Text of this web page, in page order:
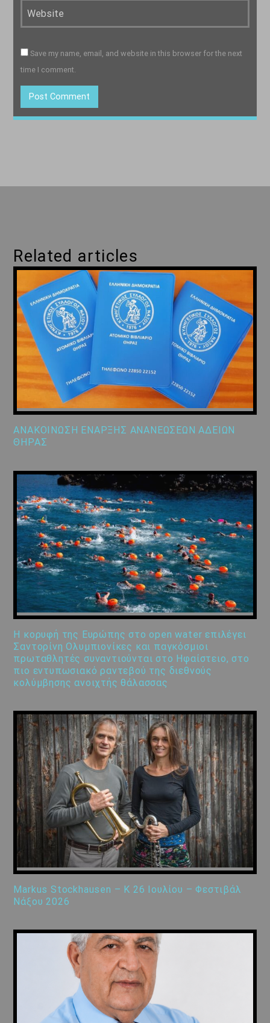
Save my name, email, and website in this browser for the next
time I comment.
Related articles
ΑΝΑΚΟΙΝΩΣΗ ΕΝΑΡΞΗΣ ΑΝΑΝΕΩΣΕΩΝ ΑΔΕΙΩΝ
ΘΗΡΑΣ
Η κορυφή της Ευρώπης στο open water επιλέγει
Σαντορίνη Ολυμπιονίκες και παγκόσμιοι
πρωταθλητές συναντιούνται στο Ηφαίστειο, στο
πιο εντυπωσιακό ραντεβού της διεθνούς
κολύμβησης ανοιχτής θάλασσας
Markus Stockhausen – K 26 Ιουλίου – Φεστιβάλ
Νάξου 2026